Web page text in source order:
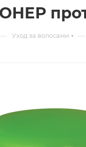
— Уход за волосами —